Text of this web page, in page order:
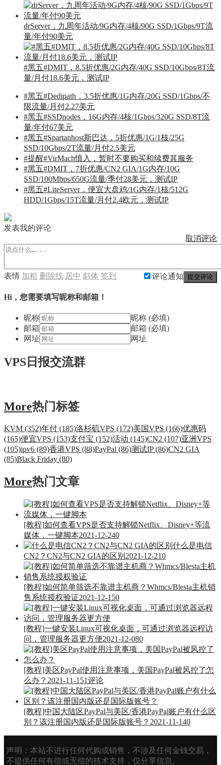
drServer，九周年活动/9G内存/4核/90G SSD/1Gbps/9T流
量/年付90美元
#黑五#DMIT，8.5折优惠/2G内存/40G SSD/10Gbps/8T流
量/月付18.6美元，测试IP
#黑五#Dedipath，3.5折优惠/1G内存/20G SSD/1Gbps/不
限流量/月付2.27美元
#黑五#SSDnodes，16G内存/4核/1Gbps/320G SSD/8T流
量/年付67美元
#黑五#Spartanhost斯巴达，5折优惠/1G/1核/25G
SSD/10Gbps/2T流量/月付2.5美元
#提醒#VirMach慎入，暂时不要购买和续费其服务
#黑五#DMIT，7折优惠/CN2 GIA/1G内存/10G
SSD/100Mbps/650G流量/季付28美元，测试IP
#黑五#LiteServer，便宜大盘鸡/1G内存/1核/512G
HDD/1Gbps/15T流量/月付2.4欧元，测试IP
发表我的评论
取消评论
提交评论
评论通知
表情 加粗 删除线 居中 斜体 签到
Hi，您需要填写昵称和邮箱！
昵称
昵称 (必填)
邮箱
邮箱 (必填)
网址
网址
VPS日报交流群
More热门标签
KVM (352)年付 (185)洛杉矶VPS (172)美国VPS (166)优惠码
(165)便宜VPS (153)支付宝 (152)活动 (145)CN2 (107)亚洲VPS
(105)ipv6 (89)香港VPS (88)PayPal (86)测试IP (86)CN2 GIA
(85)Black Friday (80)
More热门文章
[教程]如何查看VPS是否支持解锁Netflix、Disney+等流
媒体，一键脚本2021-12-240
什么是电信
CN2？CN2与CN2 GIA的区别 2021-12-210
[教程]如何简单筛选不靠谱主机商？Whmcs/Blesta主机销
售系统授权验证2021-12-150
[教程]一键安装Linux可视化桌面，可通过浏览器远程访
问，管理服务器更方便2021-12-080
[教程]美区PayPal使用注意事项，美国PayPal被风控了怎
么办？ 2021-11-151评论
[教程]中国大陆区PayPal与美区/香港PayPal账户有什么区
别？该注册国内版还是国际版账号？ 2021-11-140
声明：本站不进行任何代购或销售，不涉及任何金钱交易，
不提供任何有偿或无偿的技术支持，仅分享信息。